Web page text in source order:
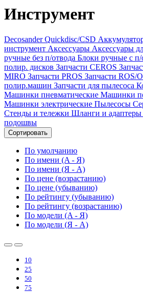
Инструмент
DecosanderQuickdisc/CSD
инструмент Аксессуары Аксессуары
ручные без п/отвода Блоки ручные с п/
полир. дисков Запчасти CEROS
MIRO Запчасти PROS Запчасти ROS/
полир.машин Запчасти для пылесоса
Машинки пневматические Машинки
Машинки электрические Пылесосы
Стенды и тележки Шланги и адаптеры
подошвы
Сортировать
По умолчанию
По имени (A - Я)
По имени (Я - A)
По цене (возрастанию)
По цене (убыванию)
По рейтингу (убыванию)
По рейтингу (возрастанию)
По модели (A - Я)
По модели (Я - A)
10
25
50
75